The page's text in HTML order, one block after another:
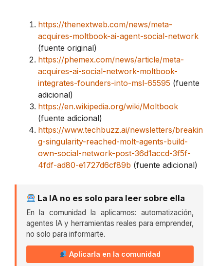
https://thenextweb.com/news/meta-
acquires-moltbook-ai-agent-social-network
(fuente original)
https://phemex.com/news/article/meta-
acquires-ai-social-network-moltbook-
integrates-founders-into-msl-65595 (fuente
adicional)
https://en.wikipedia.org/wiki/Moltbook
(fuente adicional)
https://www.techbuzz.ai/newsletters/breakin
g-singularity-reached-molt-agents-build-
own-social-network-post-36d1accd-3f5f-
4fdf-ad80-e1727d6cf89b (fuente adicional)
La IA no es solo para leer sobre ella
En la comunidad la aplicamos: automatización,
agentes IA y herramientas reales para emprender,
no solo para informarte.
Aplicarla en la comunidad